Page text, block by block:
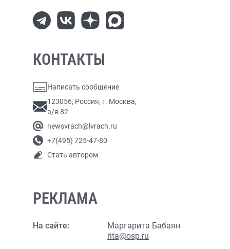
КОНТАКТЫ
Написать сообщение
123056, Россия, г. Москва,
а/я 82
newsvrach@lvrach.ru
+7(495) 725-47-80
Стать автором
РЕКЛАМА
На сайте:
Маргарита Бабаян
rita@osp.ru